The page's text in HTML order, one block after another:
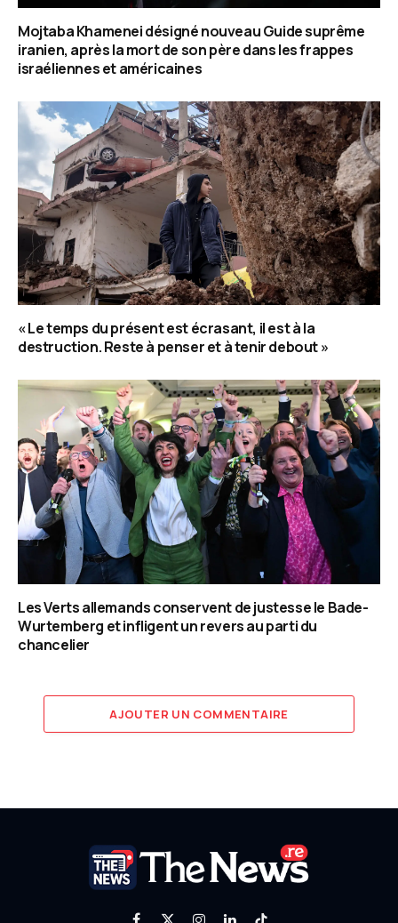
Mojtaba Khamenei désigné nouveau Guide suprême
iranien, après la mort de son père dans les frappes
israéliennes et américaines
« Le temps du présent est écrasant, il est à la
destruction. Reste à penser et à tenir debout »
Les Verts allemands conservent de justesse le Bade-
Wurtemberg et infligent un revers au parti du
chancelier
AJOUTER UN COMMENTAIRE